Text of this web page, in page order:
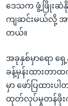
ရန်
နေရာ
သို့
ရန်
ဒေသက ဖွံ့ဖြိုးဆဲနို
ကျဆင်းမယ်လို့ အ
တယ်။
အခုနှစ်မှာရော ရှ
ခန့်မှန်းထားတာ
မှာ ဖော်ပြထား
ထုတ်လုပ်မှုတန်ဖိုးက